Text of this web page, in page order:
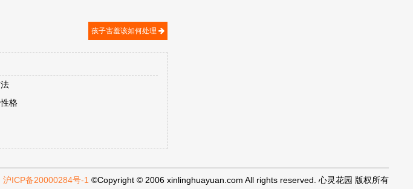
孩子害羞该如何处理
格
沪ICP备20000284号-1 ©Copyright © 2006 xinlinghuayuan.com All rights reserved. 心灵花园 版权所有